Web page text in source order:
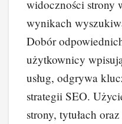
widoczności strony
wynikach
Dobór
użytkownicy
usług, odgrywa
strategii SEO.
strony, tytułach